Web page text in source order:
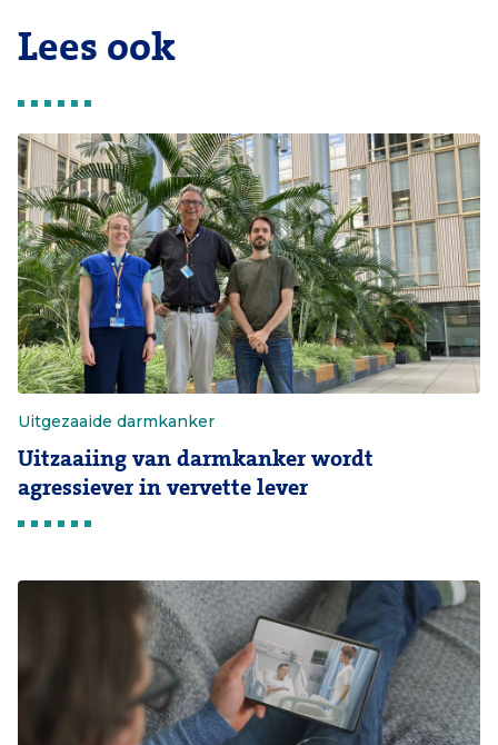
Lees ook
Uitgezaaide darmkanker
Uitzaaiing van darmkanker wordt
agressiever in vervette lever